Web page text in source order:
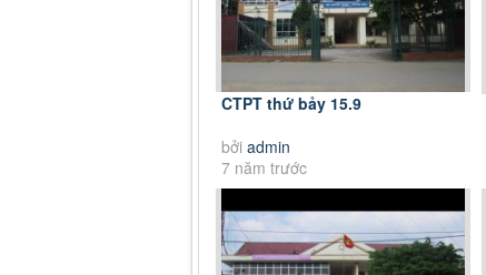
CTPT thứ bảy 15.9
bởi admin
7 năm trước